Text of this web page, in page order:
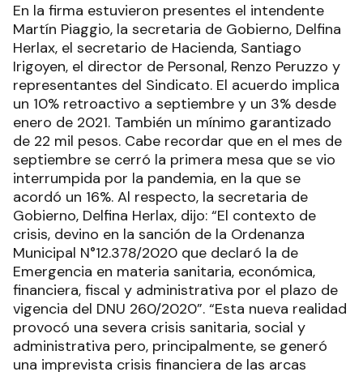
En la firma estuvieron presentes el intendente
Martín Piaggio, la secretaria de Gobierno, Delfina
Herlax, el secretario de Hacienda, Santiago
Irigoyen, el director de Personal, Renzo Peruzzo y
representantes del Sindicato. El acuerdo implica
un 10% retroactivo a septiembre y un 3% desde
enero de 2021. También un mínimo garantizado
de 22 mil pesos. Cabe recordar que en el mes de
septiembre se cerró la primera mesa que se vio
interrumpida por la pandemia, en la que se
acordó un 16%. Al respecto, la secretaria de
Gobierno, Delfina Herlax, dijo: “El contexto de
crisis, devino en la sanción de la Ordenanza
Municipal N°12.378/2020 que declaró la de
Emergencia en materia sanitaria, económica,
financiera, fiscal y administrativa por el plazo de
vigencia del DNU 260/2020”. “Esta nueva realidad
provocó una severa crisis sanitaria, social y
administrativa pero, principalmente, se generó
una imprevista crisis financiera de las arcas